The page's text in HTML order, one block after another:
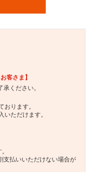
客さま】
承ください。
おります。
いただけます。
支払いいただけない場合が